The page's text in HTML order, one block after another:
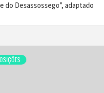
do Desassossego”, adaptado